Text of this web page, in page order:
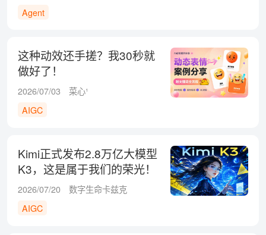
Agent
这种动效还手搓？我30秒就
做好了！
2026/07/03
菜心¹
AIGC
Kimi正式发布2.8万亿大模型
K3，这是属于我们的荣光！
2026/07/20
数字生命卡兹克
AIGC